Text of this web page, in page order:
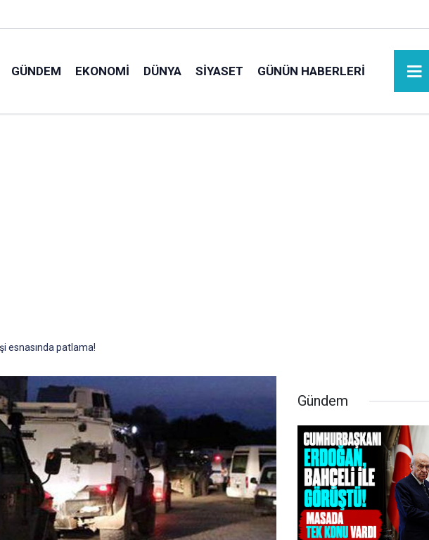
GÜNDEM EKONOMI DÜNYA SIYASET GÜNÜN HABERLERI
esnasında patlama!
Gündem